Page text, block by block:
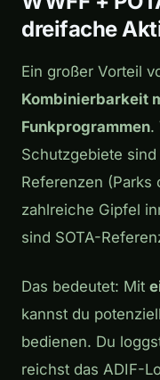
dreifache
Ein großer Vorteil
Kombinierbarkeit
Funkprogrammen.
Schutzgebiete
Referenzen (Parks
zahlreiche Gipfel
sind SOTA-
Das bedeutet: Mit
kannst du
bedienen. Du
reichst das ADIF-